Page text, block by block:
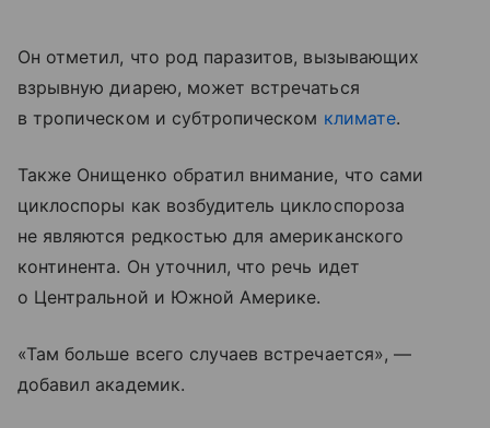
Он отметил, что род паразитов, вызывающих
взрывную диарею, может встречаться
в тропическом и субтропическом климате.
Также Онищенко обратил внимание, что сами
циклоспоры как возбудитель циклоспороза
не являются редкостью для американского
континента. Он уточнил, что речь идет
о Центральной и Южной Америке.
«Там больше всего случаев встречается», —
добавил академик.